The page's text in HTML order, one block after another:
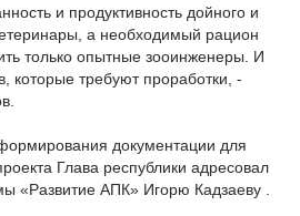
и продуктивность дойного и
а необходимый рацион
только опытные зооинженеры. И
которые требуют проработки, -
документации для
Глава республики адресовал
«Развитие АПК» Игорю Кадзаеву .